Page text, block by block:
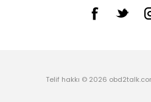
Telif hakkı © 2026